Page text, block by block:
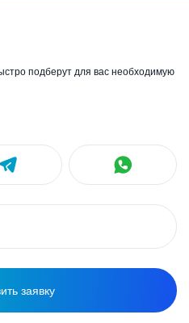
подберут для вас необходимую